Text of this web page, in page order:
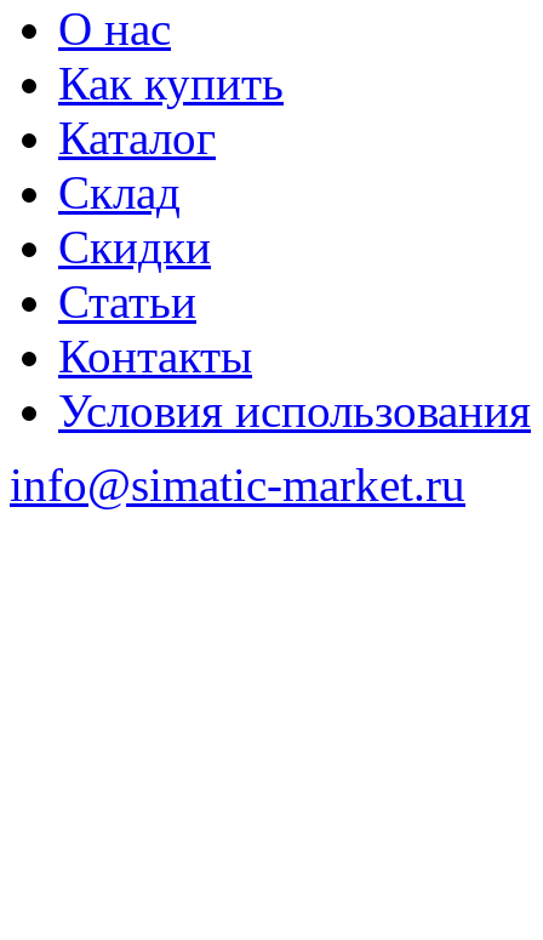
О нас
Как купить
Каталог
Склад
Скидки
Статьи
Контакты
Условия использования
info@simatic-market.ru